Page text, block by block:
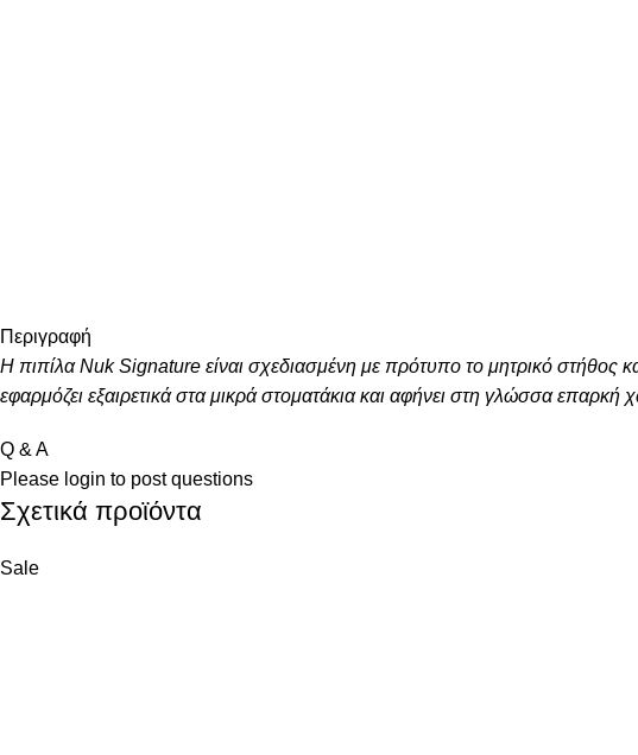
Περιγραφή
Η πιπίλα Nuk Signature είναι σχεδιασμένη με πρότυπο το μητρικό στήθος
εφαρμόζει εξαιρετικά στα μικρά στοματάκια και αφήνει στη γλώσσα επαρκή
Q & A
Please login to post questions
Σχετικά προϊόντα
Sale